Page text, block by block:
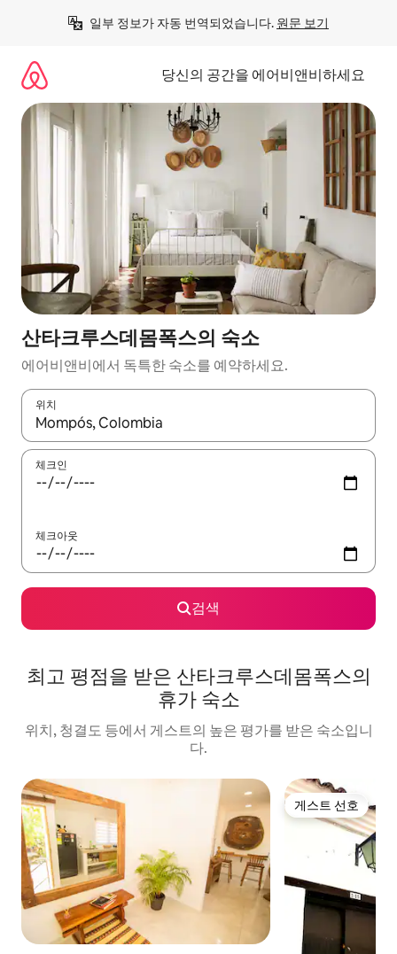
일부 정보가 자동 번역되었습니다. 원문 보기
당신의 공간을 에어비앤비하세요
산타크루스데몸폭스의 숙소
에어비앤비에서 독특한 숙소를 예약하세요.
위치
결과가 나오면 위·아래 화살표 키를 사용하거나 터치 또는 스와이
체크인
체크아웃
검색
최고 평점을 받은 산타크루스데몸폭스의
휴가 숙소
위치, 청결도 등에서 게스트의 높은 평가를 받은 숙소입니
다.
게스트 선호
게스트 선호